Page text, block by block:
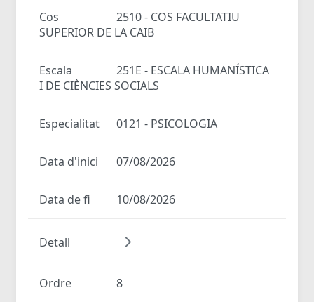
Cos
2510 - COS FACULTATIU
SUPERIOR DE LA CAIB
Escala
251E - ESCALA HUMANÍSTICA
I DE CIÈNCIES SOCIALS
Especialitat 0121 - PSICOLOGIA
Data d'inici 07/08/2026
Data de fi 10/08/2026
Detall
Ordre 8